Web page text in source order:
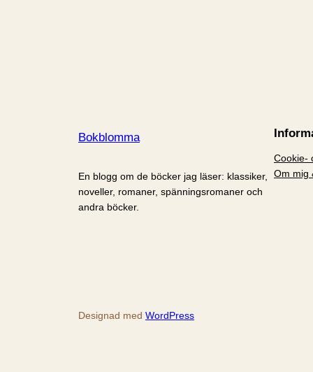
Bokblomma
En blogg om de böcker jag läser: klassiker,
noveller, romaner, spänningsromaner och
andra böcker.
Cookie-
Om mig
Designad med WordPress